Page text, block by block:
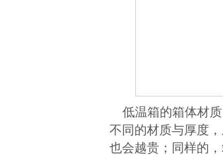
低温箱的箱体材
不同的材质与厚度
也会越贵；同样的